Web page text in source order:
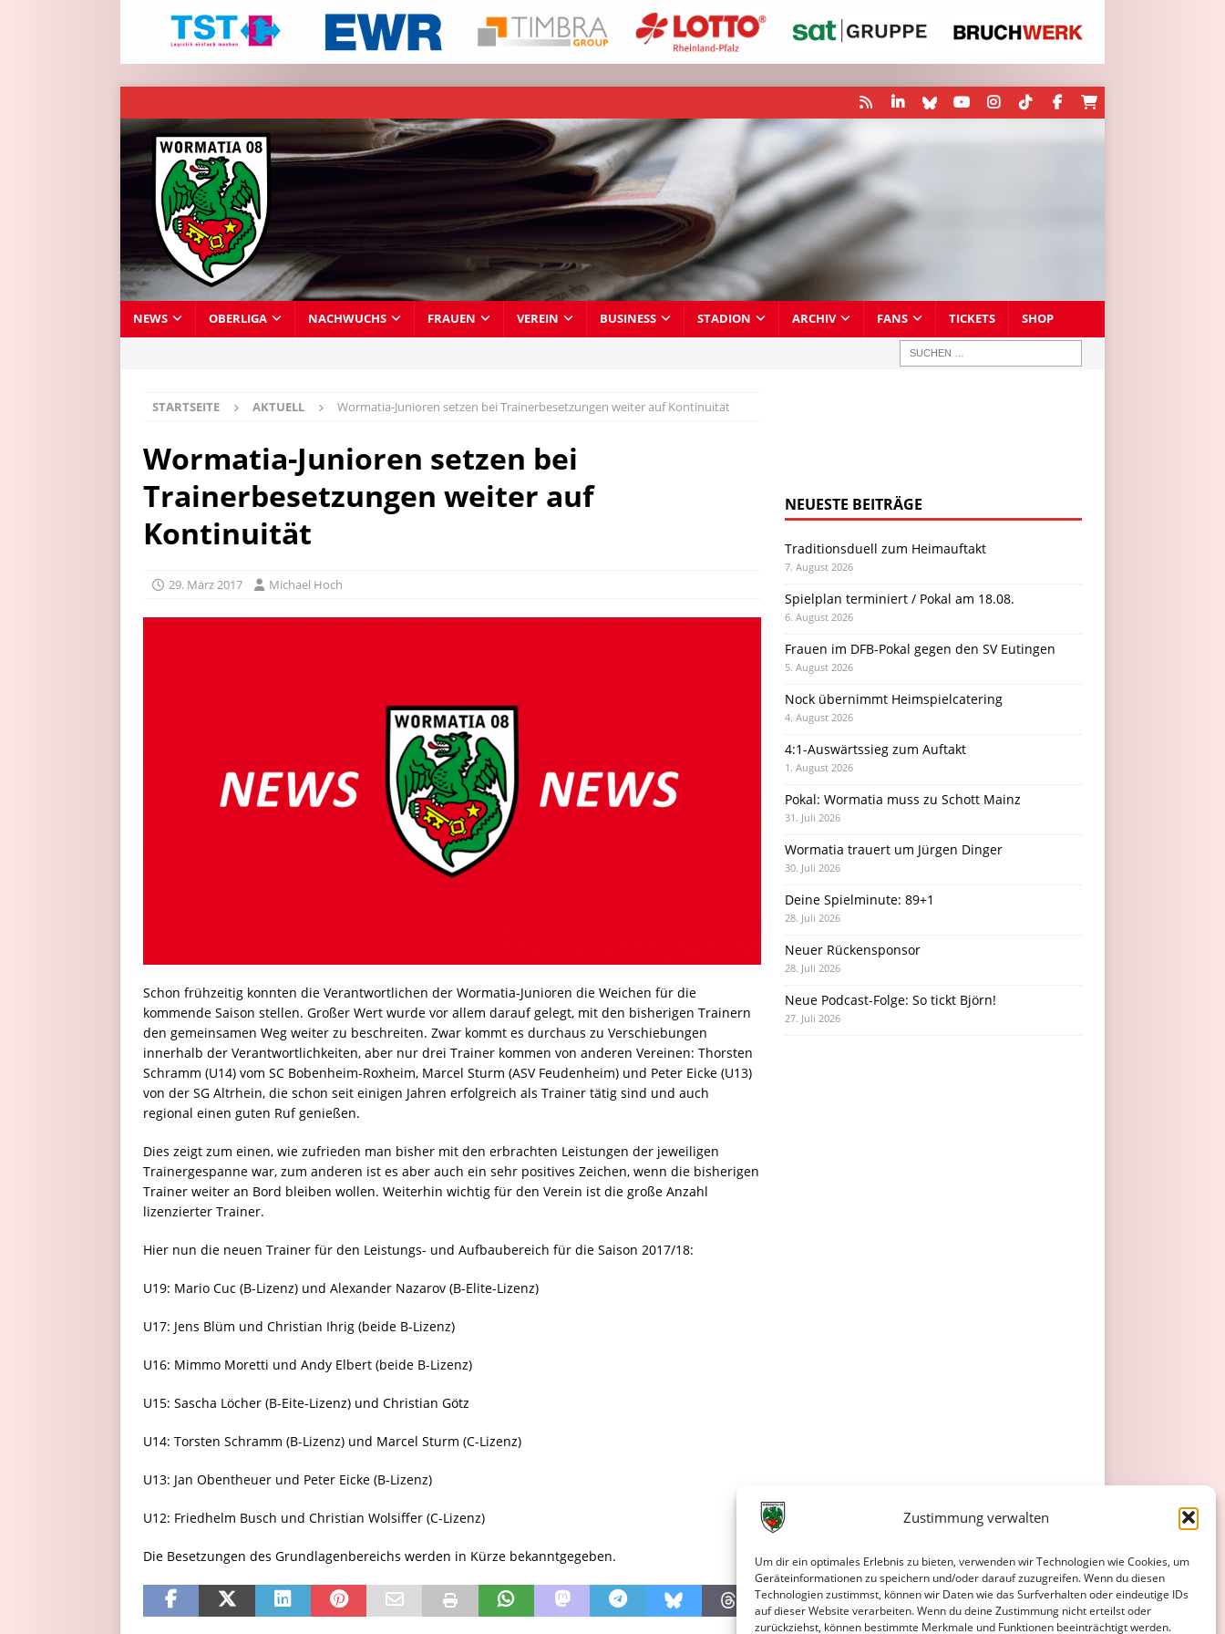
Zustimmung verwalten
Um dir ein optimales Erlebnis zu bieten, verwenden wir Technologien wie Cookies, um
Geräteinformationen zu speichern und/oder darauf zuzugreifen. Wenn du diesen
Technologien zustimmst, können wir Daten wie das Surfverhalten oder eindeutige IDs
auf dieser Website verarbeiten. Wenn du deine Zustimmung nicht erteilst oder
zurückziehst, können bestimmte Merkmale und Funktionen beeinträchtigt werden.
NEWS OBERLIGA NACHWUCHS FRAUEN VEREIN BUSINESS STADION ARCHIV FANS TICKETS SHOP
STARTSEITE AKTUELL Wormatia-Junioren setzen bei Trainerbesetzungen weiter auf Kontinuität
Wormatia-Junioren setzen bei
Trainerbesetzungen weiter auf
Kontinuität
29. März 2017 Michael Hoch
Schon frühzeitig konnten die Verantwortlichen der Wormatia-Junioren die Weichen für die
kommende Saison stellen. Großer Wert wurde vor allem darauf gelegt, mit den bisherigen Trainern
den gemeinsamen Weg weiter zu beschreiten. Zwar kommt es durchaus zu Verschiebungen
innerhalb der Verantwortlichkeiten, aber nur drei Trainer kommen von anderen Vereinen: Thorsten
Schramm (U14) vom SC Bobenheim-Roxheim, Marcel Sturm (ASV Feudenheim) und Peter Eicke (U13)
von der SG Altrhein, die schon seit einigen Jahren erfolgreich als Trainer tätig sind und auch
regional einen guten Ruf genießen.
Dies zeigt zum einen, wie zufrieden man bisher mit den erbrachten Leistungen der jeweiligen
Trainergespanne war, zum anderen ist es aber auch ein sehr positives Zeichen, wenn die bisherigen
Trainer weiter an Bord bleiben wollen. Weiterhin wichtig für den Verein ist die große Anzahl
lizenzierter Trainer.
Hier nun die neuen Trainer für den Leistungs- und Aufbaubereich für die Saison 2017/18:
U19: Mario Cuc (B-Lizenz) und Alexander Nazarov (B-Elite-Lizenz)
U17: Jens Blüm und Christian Ihrig (beide B-Lizenz)
U16: Mimmo Moretti und Andy Elbert (beide B-Lizenz)
U15: Sascha Löcher (B-Eite-Lizenz) und Christian Götz
U14: Torsten Schramm (B-Lizenz) und Marcel Sturm (C-Lizenz)
U13: Jan Obentheuer und Peter Eicke (B-Lizenz)
U12: Friedhelm Busch und Christian Wolsiffer (C-Lizenz)
Die Besetzungen des Grundlagenbereichs werden in Kürze bekanntgegeben.
NEUESTE BEITRÄGE
Traditionsduell zum Heimauftakt
7. August 2026
Spielplan terminiert / Pokal am 18.08.
6. August 2026
Frauen im DFB-Pokal gegen den SV Eutingen
5. August 2026
Nock übernimmt Heimspielcatering
4. August 2026
4:1-Auswärtssieg zum Auftakt
1. August 2026
Pokal: Wormatia muss zu Schott Mainz
31. Juli 2026
Wormatia trauert um Jürgen Dinger
30. Juli 2026
Deine Spielminute: 89+1
28. Juli 2026
Neuer Rückensponsor
28. Juli 2026
Neue Podcast-Folge: So tickt Björn!
27. Juli 2026